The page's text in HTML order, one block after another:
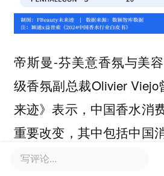
帝斯曼-芬美意香氛与美
级香氛副总裁Olivier Viejo
来迹》表示，中国香水消
重要改变，其中包括中国
逐渐扩大，同时，中国消
写评论...